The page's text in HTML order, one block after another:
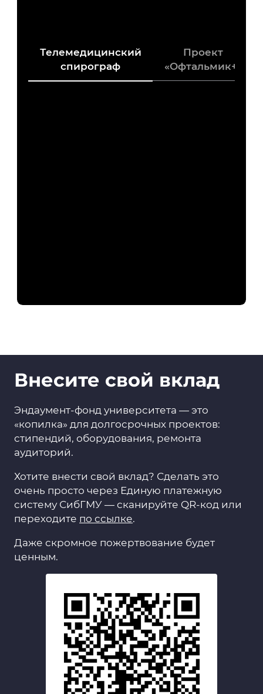
Телемедицинский
спирограф
Проект
«Офтальмик+»
Внесите свой вклад
Эндаумент-фонд университета — это
«копилка» для долгосрочных проектов:
стипендий, оборудования, ремонта
аудиторий.
Хотите внести свой вклад? Сделать это
очень просто через Единую платежную
систему СибГМУ — сканируйте QR-код или
переходите по ссылке.
Даже скромное пожертвование будет
ценным.